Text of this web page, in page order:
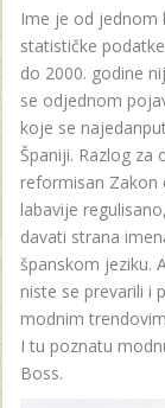
Ime je od jednom
statističke
do 2000. godine
se odjednom
koje se
Španiji. Razlog za
reformisan Zakon
labavije
davati strana
španskom jeziku.
niste se prevarili i
modnim
I tu poznatu
Boss.